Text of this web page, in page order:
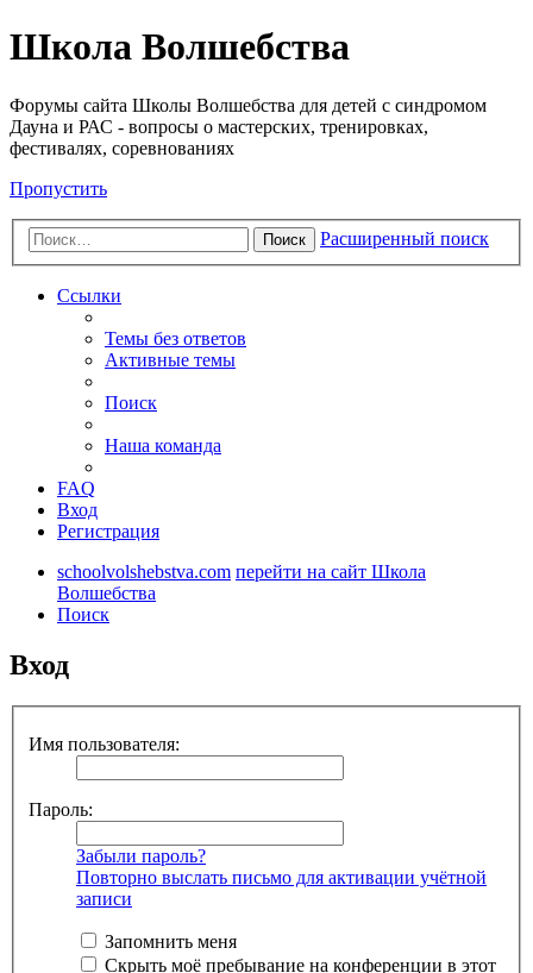
Школа Волшебства
Форумы сайта Школы Волшебства для детей с синдромом
Дауна и РАС - вопросы о мастерских, тренировках,
фестивалях, соревнованиях
Пропустить
Поиск Расширенный поиск
Ссылки
Темы без ответов
Активные темы
Поиск
Наша команда
FAQ
Вход
Регистрация
schoolvolshebstva.com перейти на сайт Школа
Волшебства
Поиск
Вход
Имя пользователя:
Пароль:
Забыли пароль?
Повторно выслать письмо для активации учётной
записи
Запомнить меня
Скрыть моё пребывание на конференции в этот